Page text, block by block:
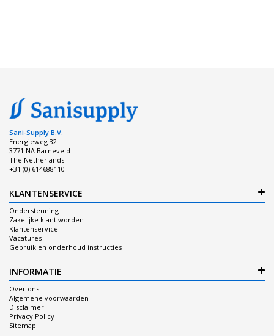
Sani-Supply B.V.
Energieweg 32
3771 NA Barneveld
The Netherlands
+31 (0) 614688110
KLANTENSERVICE
Ondersteuning
Zakelijke klant worden
Klantenservice
Vacatures
Gebruik en onderhoud instructies
INFORMATIE
Over ons
Algemene voorwaarden
Disclaimer
Privacy Policy
Sitemap